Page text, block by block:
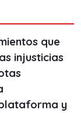
que
injusticias
y